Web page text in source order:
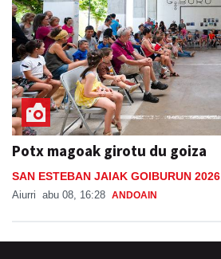
Potx magoak girotu du goiza
SAN ESTEBAN JAIAK GOIBURUN 2026
Aiurri abu 08, 16:28 ANDOAIN